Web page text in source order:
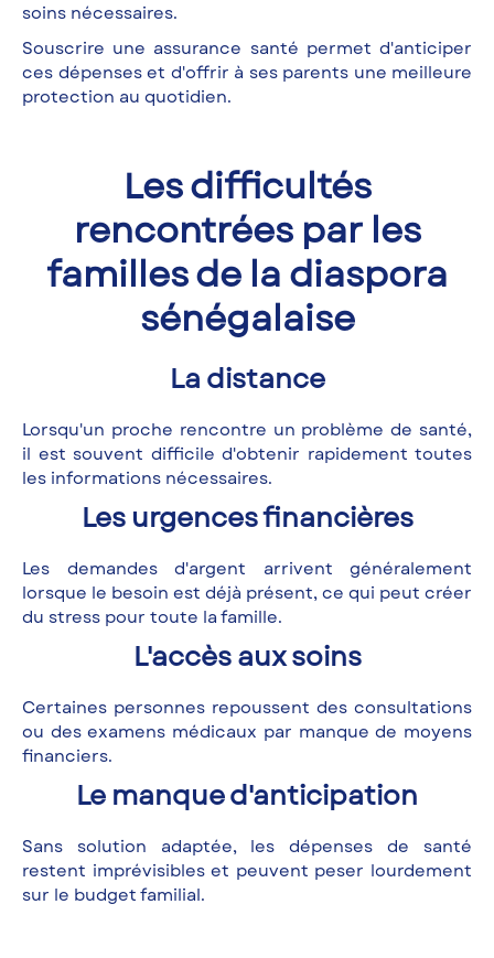
soins nécessaires.
Souscrire une assurance santé permet d'anticiper
ces dépenses et d'offrir à ses parents une meilleure
protection au quotidien.
Les difficultés
rencontrées par les
familles de la diaspora
sénégalaise
La distance
Lorsqu'un proche rencontre un problème de santé,
il est souvent difficile d'obtenir rapidement toutes
les informations nécessaires.
Les urgences financières
Les demandes d'argent arrivent généralement
lorsque le besoin est déjà présent, ce qui peut créer
du stress pour toute la famille.
L'accès aux soins
Certaines personnes repoussent des consultations
ou des examens médicaux par manque de moyens
financiers.
Le manque d'anticipation
Sans solution adaptée, les dépenses de santé
restent imprévisibles et peuvent peser lourdement
sur le budget familial.